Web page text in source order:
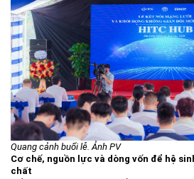
Quang cảnh buổi lễ. Ảnh PV
Cơ chế, nguồn lực và dòng vốn để hệ
chất